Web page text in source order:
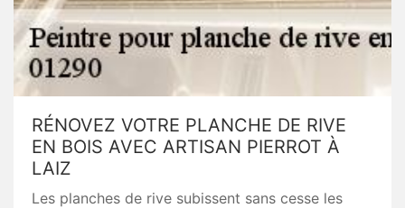
RÉNOVEZ VOTRE PLANCHE DE RIVE
EN BOIS AVEC ARTISAN PIERROT À
LAIZ
Les planches de rive subissent sans cesse les